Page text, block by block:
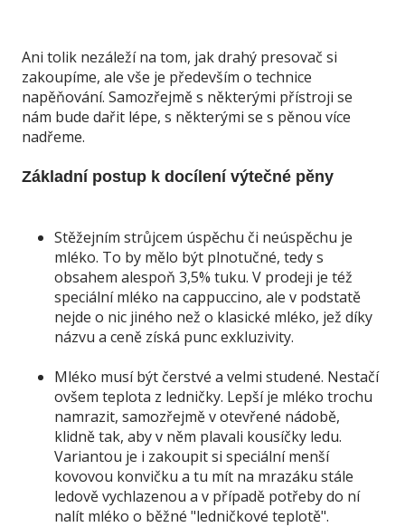
Ani tolik nezáleží na tom, jak drahý presovač si
zakoupíme, ale vše je především o technice
napěňování. Samozřejmě s některými přístroji se
nám bude dařit lépe, s některými se s pěnou více
nadřeme.
Základní postup k docílení výtečné pěny
Stěžejním strůjcem úspěchu či neúspěchu je
mléko. To by mělo být plnotučné, tedy s
obsahem alespoň 3,5% tuku. V prodeji je též
speciální mléko na cappuccino, ale v podstatě
nejde o nic jiného než o klasické mléko, jež díky
názvu a ceně získá punc exkluzivity.
Mléko musí být čerstvé a velmi studené. Nestačí
ovšem teplota z ledničky. Lepší je mléko trochu
namrazit, samozřejmě v otevřené nádobě,
klidně tak, aby v něm plavali kousíčky ledu.
Variantou je i zakoupit si speciální menší
kovovou konvičku a tu mít na mrazáku stále
ledově vychlazenou a v případě potřeby do ní
nalít mléko o běžné "ledničkové teplotě".